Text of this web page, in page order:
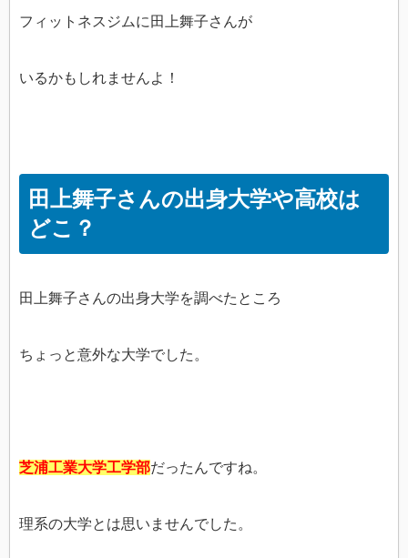
フィットネスジムに田上舞子さんが
いるかもしれませんよ！
田上舞子さんの出身大学や高校は
どこ？
田上舞子さんの出身大学を調べたところ
ちょっと意外な大学でした。
芝浦工業大学工学部だったんですね。
理系の大学とは思いませんでした。